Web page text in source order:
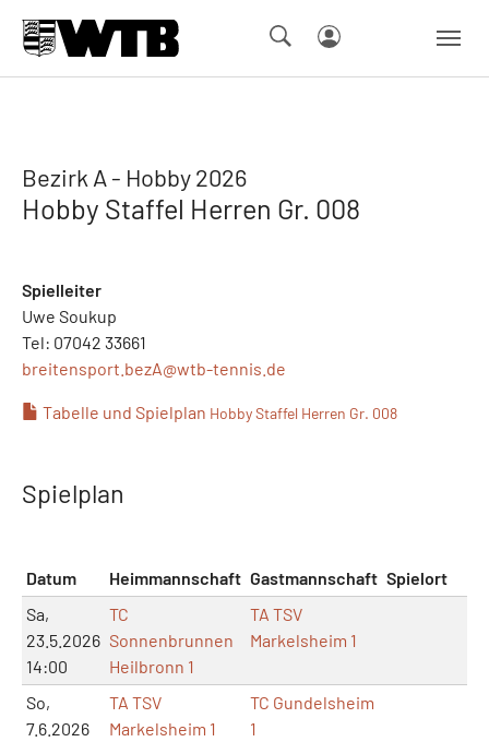
Bezirk A - Hobby 2026
Hobby Staffel Herren Gr. 008
Spielleiter
Uwe Soukup
Tel: 07042 33661
breitensport.bezA@wtb-tennis.de
Tabelle und Spielplan Hobby Staffel Herren Gr. 008
Spielplan
Datum Heimmannschaft Gastmannschaft Spielort
Sa,
23.5.2026
14:00
TC
Sonnenbrunnen
Heilbronn 1
TA TSV
Markelsheim 1
So,
7.6.2026
TA TSV
Markelsheim 1
TC Gundelsheim
1